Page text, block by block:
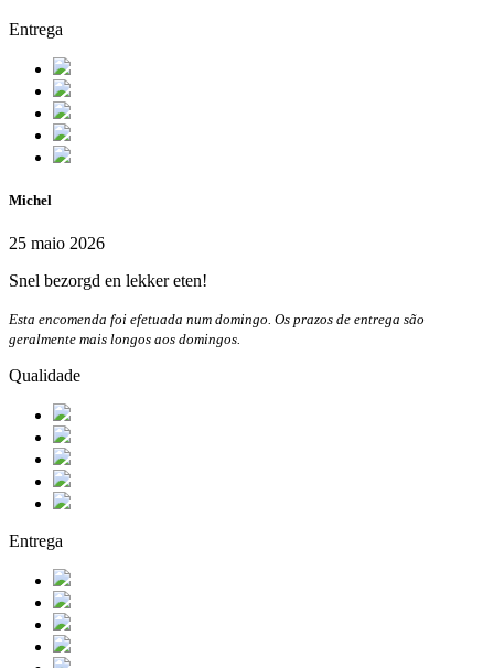
Entrega
Michel
25 maio 2026
Snel bezorgd en lekker eten!
Esta encomenda foi efetuada num domingo. Os prazos de entrega são
geralmente mais longos aos domingos.
Qualidade
Entrega